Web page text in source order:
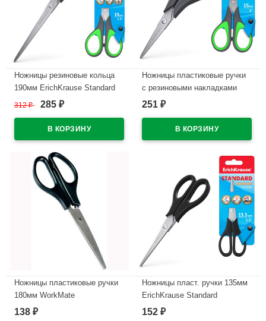
Ножницы резиновые кольца
190мм ErichKrause Standard
арт.35100
312₽ 285 ₽
Ножницы пластиковые ручки
с резиновыми накладками
150мм ErichKrause Standard
251 ₽
Ножницы пластиковые ручки
180мм WorkMate
арт.071002000 (Ст.48)
138 ₽
Ножницы пласт. ручки 135мм
ErichKrause Standard
арт.21919
152 ₽